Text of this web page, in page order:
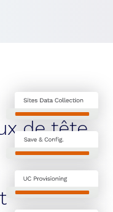
de tête